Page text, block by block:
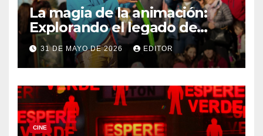
La magia de la animación:
Explorando el legado de
DreamWorks
31 DE MAYO DE 2026 EDITOR
CINE